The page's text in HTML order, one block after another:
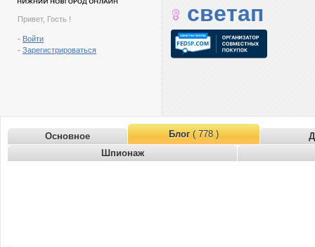
Привет, Гость !
- Войти
- Зарегистрироваться
светап
Основное Блог( 778 )
Шпионаж